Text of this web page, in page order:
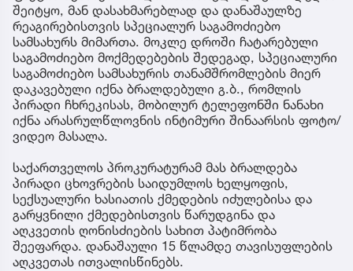
შეიტყო, მან დასახმარებლად და დანაშაულზე
რეაგირებისთვის სპეციალურ საგამოძიებო
სამსახურს მიმართა. მოკლე დროში ჩატარებული
საგამოძიებო მოქმედებების შედეგად, სპეციალური
საგამოძიებო სამსახურის თანამშრომლების მიერ
დაკავებული იქნა ბრალდებული გ.ბ., რომლის
პირადი ჩხრეკისას, მობილურ ტელეფონში ნანახი
იქნა არასრულწლოვნის ინტიმური შინაარსის ფოტო/
ვიდეო მასალა.
საქართველოს პროკურატურამ მას ბრალდება
პირადი ცხოვრების საიდუმლოს ხელყოფის,
სექსუალური ხასიათის ქმედების იძულებისა და
გარყვნილი ქმედებისთვის წარუდგინა და
აღკვეთის ღონისძიების სახით პატიმრობა
შეეფარდა. დანაშაული 15 წლამდე თავისუფლების
აღკვეთას ითვალისწინებს.